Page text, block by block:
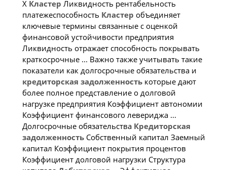
X Кластер Ликвидность рентабельность
платежеспособность Кластер объединяет
ключевые термины связанные с оценкой
финансовой устойчивости предприятия
Ликвидность отражает способность покрывать
краткосрочные ... Важно также учитывать такие
показатели как долгосрочные обязательства и
кредиторская задолженностькоторые дают
более полное представление о долговой
нагрузке предприятия Коэффициент автономии
Коэффициент финансового левериджа ...
Долгосрочные обязательства Кредиторская
задолженностьСобственный капитал Заемный
капитал Коэффициент покрытия процентов
Коэффициент долговой нагрузки Структура